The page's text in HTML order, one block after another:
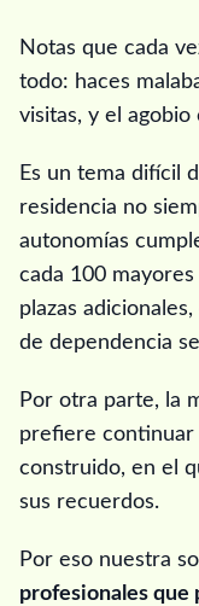
Notas que cada
todo: haces
visitas, y el agobio
Es un tema difícil
residencia no
autonomías
cada 100
plazas
de dependencia
Por otra parte, la
prefiere continuar
construido, en el
sus recuerdos.
Por eso nuestra
profesionales que